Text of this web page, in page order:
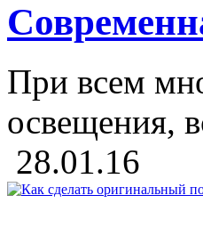
При всем
освещения,
28.01.16